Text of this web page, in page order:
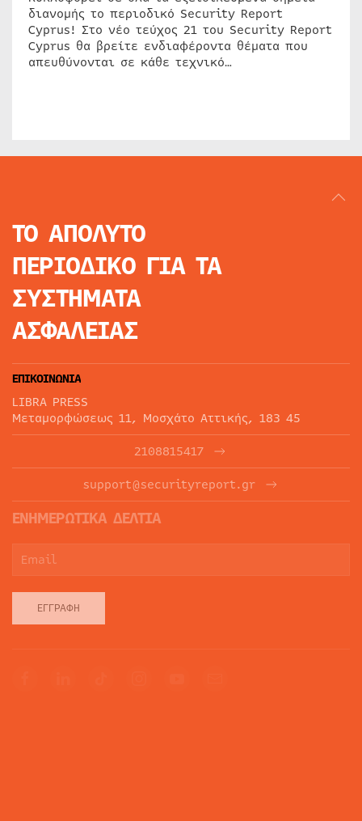
διανομής το περιοδικό Security Report
Cyprus! Στο νέο τεύχος 21 του Security Report
Cyprus θα βρείτε ενδιαφέροντα θέματα που
απευθύνονται σε κάθε τεχνικό…
ΤΟ ΑΠΟΛΥΤΟ
ΠΕΡΙΟΔΙΚΟ ΓΙΑ ΤΑ
ΣΥΣΤΗΜΑΤΑ
ΑΣΦΑΛΕΙΑΣ
ΕΠΙΚΟΙΝΩΝΙΑ
LIBRA PRESS
Μεταμορφώσεως 11, Μοσχάτο Αττικής, 183 45
2108815417
support@securityreport.gr
ΕΝΗΜΕΡΩΤΙΚΑ ΔΕΛΤΙΑ
ΕΓΓΡΑΦΉ